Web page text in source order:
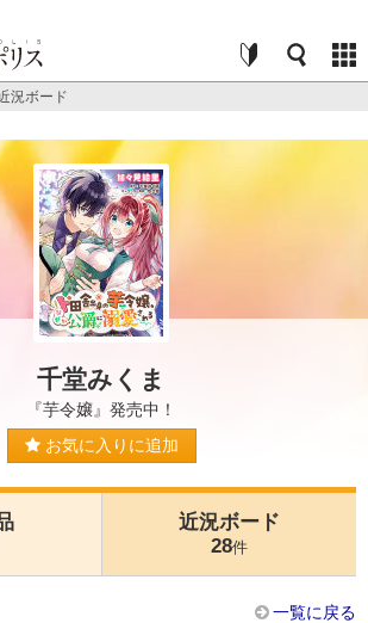
況ボード
千堂みくま
『芋令嬢』発売中！
お気に入りに追加
近況ボード
28件
一覧に戻る